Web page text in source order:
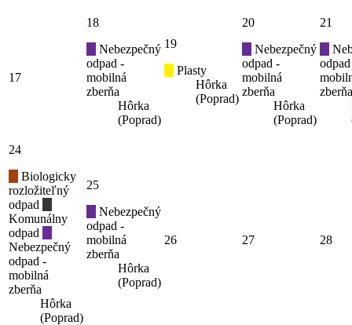
17
18
Nebezpečný
odpad -
mobilná
zberňa
Hôrka
(Poprad)
19
Plasty
Hôrka
(Poprad)
20
Nebezpečný
odpad -
mobilná
zberňa
Hôrka
(Poprad)
21
zberňa
24
Biologicky
rozložiteľný
odpad
Komunálny
odpad
Nebezpečný
odpad -
mobilná
zberňa
Hôrka
(Poprad)
25
Nebezpečný
odpad -
mobilná
zberňa
Hôrka
(Poprad)
26 27 28